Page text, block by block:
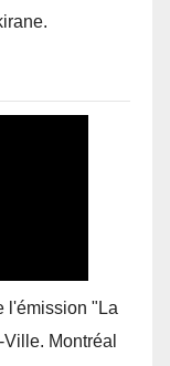
l'émission "La
Montréal